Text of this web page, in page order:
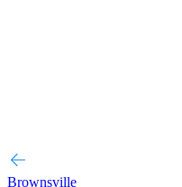
Brownsville